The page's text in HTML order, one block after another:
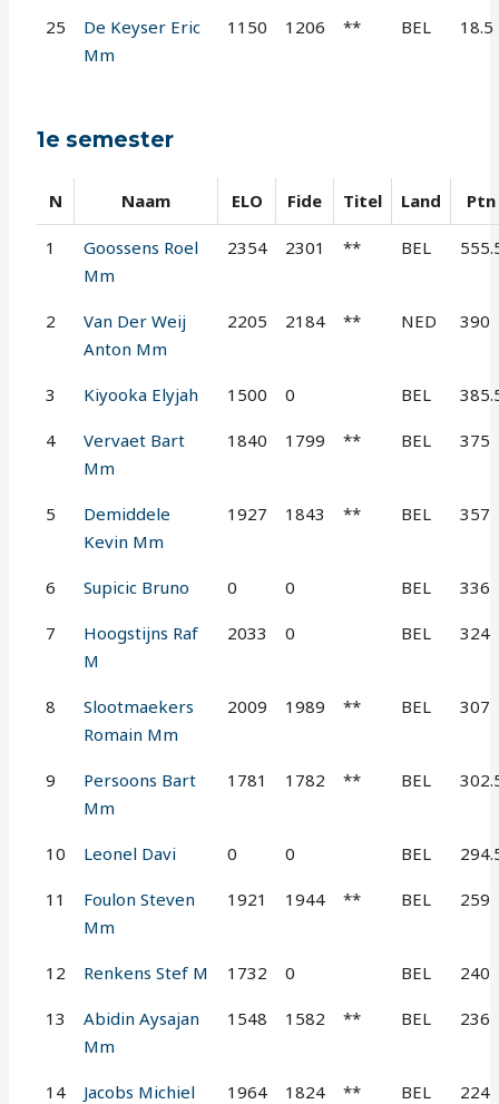
25
De Keyser Eric
Mm
1150 1206 ** BEL 18.5
1e semester
N Naam ELO Fide Titel Land Ptn
1
Goossens Roel
Mm
2354 2301 ** BEL
2
Van Der Weij
Anton Mm
2205 2184 ** NED 390
3 Kiyooka Elyjah 1500 0 BEL
4
Vervaet Bart
Mm
1840 1799 ** BEL 375
5
Demiddele
Kevin Mm
1927 1843 ** BEL 357
6 Supicic Bruno 0 0 BEL 336
7
Hoogstijns Raf
M
2033 0 BEL 324
8
Slootmaekers
Romain Mm
2009 1989 ** BEL 307
9
Persoons Bart
Mm
1781 1782 ** BEL
10 Leonel Davi 0 0 BEL
11
Foulon Steven
Mm
1921 1944 ** BEL 259
12 Renkens Stef M 1732 0 BEL 240
13
Abidin Aysajan
Mm
1548 1582 ** BEL 236
14
Jacobs Michiel
1964 1824 ** BEL 224